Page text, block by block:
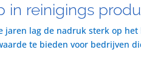
in reinigings
jaren lag de nadruk sterk op
te bieden voor bedrijven